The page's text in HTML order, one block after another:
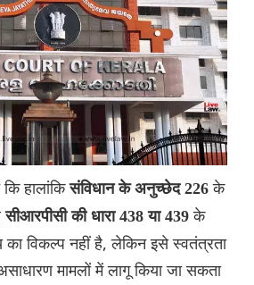
हालांकिसंविधान के अनुच्छेद 226के
सीआरपीसी की धारा 438 या 439के
विकल्प नहीं है, लेकिन इसे स्वतंत्रता
मामलों में लागू किया जा सकता